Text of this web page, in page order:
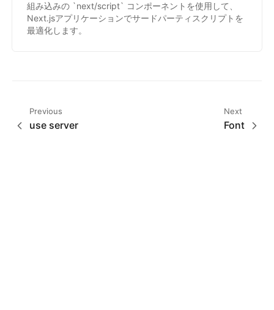
組み込みの `next/script` コンポーネントを使用して、
Next.jsアプリケーションでサードパーティスクリプトを
最適化します。
Previous
use server
Next
Font